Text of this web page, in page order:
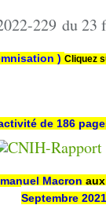
229 du 23
) Cliquez
de 186
Macron
Septembre 2021